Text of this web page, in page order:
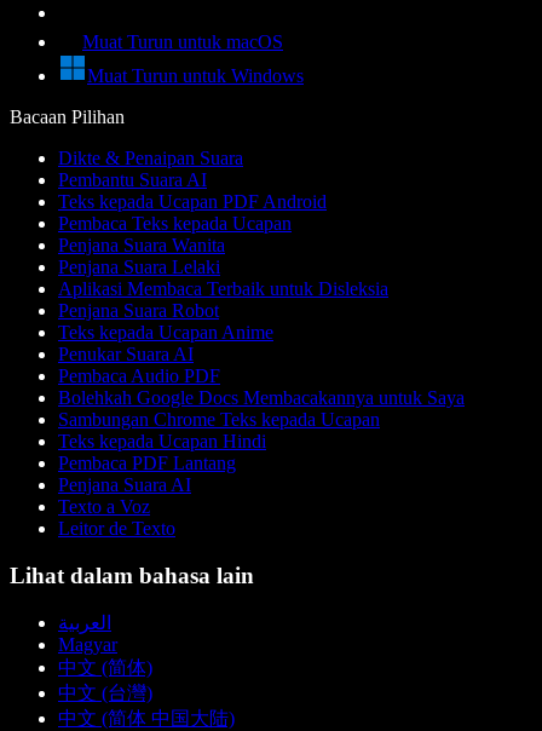
Muat Turun untuk macOS
Muat Turun untuk Windows
Bacaan Pilihan
Dikte & Penaipan Suara
Pembantu Suara AI
Teks kepada Ucapan PDF Android
Pembaca Teks kepada Ucapan
Penjana Suara Wanita
Penjana Suara Lelaki
Aplikasi Membaca Terbaik untuk Disleksia
Penjana Suara Robot
Teks kepada Ucapan Anime
Penukar Suara AI
Pembaca Audio PDF
Bolehkah Google Docs Membacakannya untuk Saya
Sambungan Chrome Teks kepada Ucapan
Teks kepada Ucapan Hindi
Pembaca PDF Lantang
Penjana Suara AI
Texto a Voz
Leitor de Texto
Lihat dalam bahasa lain
العربية
Magyar
中文 (简体)
中文 (台灣)
中文 (简体 中国大陆)